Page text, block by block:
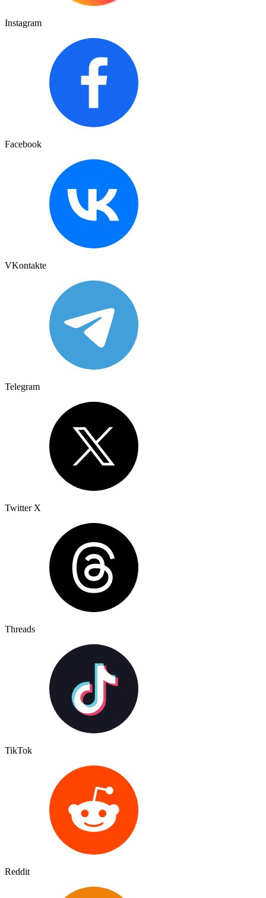
Instagram
Facebook
VKontakte
Telegram
Twitter X
Threads
TikTok
Reddit